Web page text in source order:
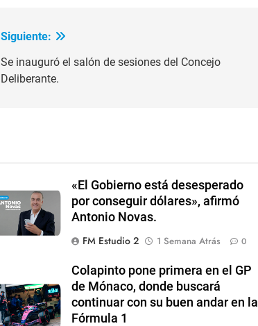
Siguiente:
Se inauguró el salón de sesiones del Concejo
Deliberante.
«El Gobierno está desesperado
por conseguir dólares», afirmó
Antonio Novas.
FM Estudio 2
1 Semana Atrás 0
Colapinto pone primera en el GP
de Mónaco, donde buscará
continuar con su buen andar en la
Fórmula 1